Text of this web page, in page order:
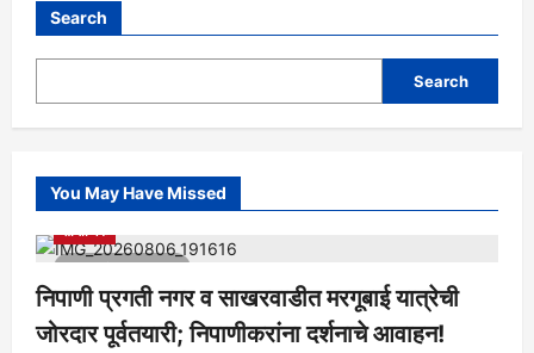
Search
Search
You May Have Missed
1 minute read
आरोग्य क्रीडा ताज्या बातम्या
निपाणी प्रगती नगर व साखरवाडीत मरगूबाई यात्रेची
जोरदार पूर्वतयारी; निपाणीकरांना दर्शनाचे आवाहन!